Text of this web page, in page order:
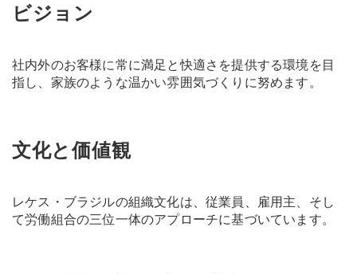
ビジョン
社内外のお客様に常に満足と快適さを提供する環境を目
指し、家族のような温かい雰囲気づくりに努めます。
文化と価値観
レケス・ブラジルの組織文化は、従業員、雇用主、そし
て労働組合の三位一体のアプローチに基づいています。